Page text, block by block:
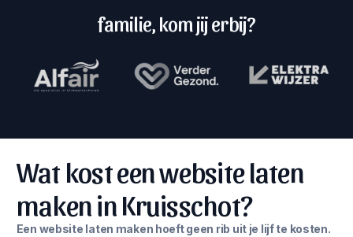
familie, kom jij erbij?
Wat kost een website laten
maken in Kruisschot?
Een website laten maken hoeft geen rib uit je lijf te kosten.